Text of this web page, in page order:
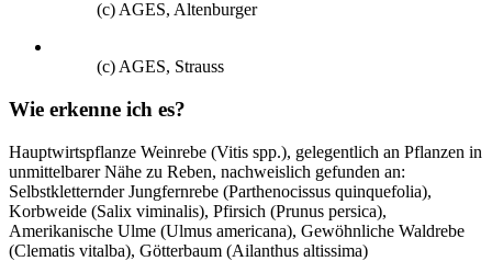
(c) AGES, Altenburger
(c) AGES, Strauss
Wie erkenne ich es?
Hauptwirtspflanze Weinrebe (Vitis spp.), gelegentlich an Pflanzen in
unmittelbarer Nähe zu Reben, nachweislich gefunden an:
Selbstkletternder Jungfernrebe (Parthenocissus quinquefolia),
Korbweide (Salix viminalis), Pfirsich (Prunus persica),
Amerikanische Ulme (Ulmus americana), Gewöhnliche Waldrebe
(Clematis vitalba), Götterbaum (Ailanthus altissima)